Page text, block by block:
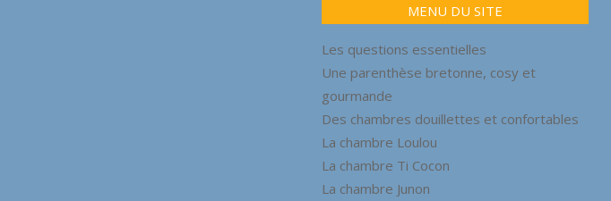
MENU DU SITE
Les questions essentielles
Une parenthèse bretonne, cosy et
gourmande
Des chambres douillettes et confortables
La chambre Loulou
La chambre Ti Cocon
La chambre Junon